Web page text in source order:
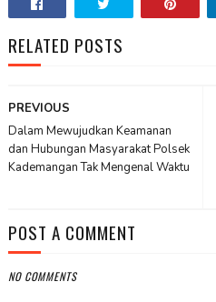
RELATED POSTS
PREVIOUS
Dalam Mewujudkan Keamanan
dan Hubungan Masyarakat Polsek
Kademangan Tak Mengenal Waktu
POST A COMMENT
NO COMMENTS